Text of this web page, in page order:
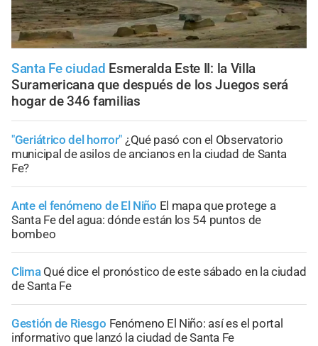
Santa Fe ciudad Esmeralda Este II: la Villa
Suramericana que después de los Juegos será
hogar de 346 familias
"Geriátrico del horror" ¿Qué pasó con el Observatorio
municipal de asilos de ancianos en la ciudad de Santa
Fe?
Ante el fenómeno de El Niño El mapa que protege a
Santa Fe del agua: dónde están los 54 puntos de
bombeo
Clima Qué dice el pronóstico de este sábado en la ciudad
de Santa Fe
Gestión de Riesgo Fenómeno El Niño: así es el portal
informativo que lanzó la ciudad de Santa Fe